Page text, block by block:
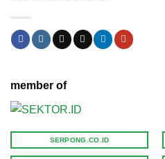
member of
SERPONG.CO.ID